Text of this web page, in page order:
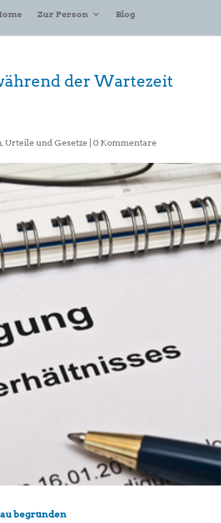
Zur Person Blog
der Wartezeit
,Urteile und Gesetze |0 Kommentare
begründen